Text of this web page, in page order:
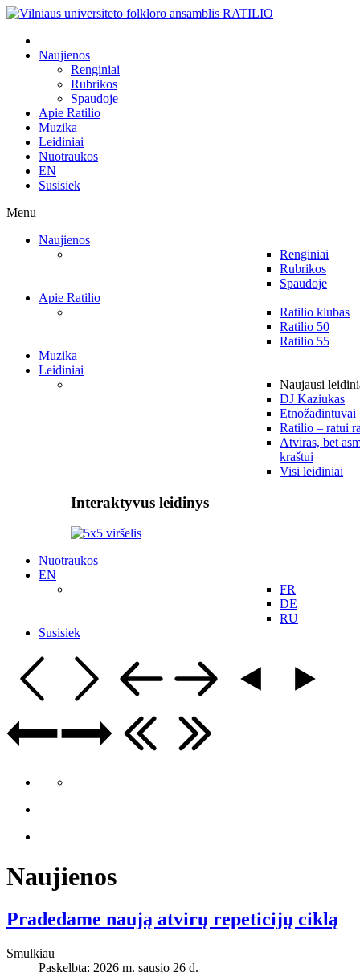
Naujienos
Renginiai
Rubrikos
Spaudoje
Apie Ratilio
Muzika
Leidiniai
Nuotraukos
EN
Susisiek
Menu
Naujienos
Renginiai
Rubrikos
Spaudoje
Apie Ratilio
Ratilio klubas
Ratilio 50
Ratilio 55
Muzika
Leidiniai
Naujausi
DJ Kaziukas
Etnožadintuvai
Ratilio – ratui
Atviras, bet
kraštui
Visi leidiniai
Interaktyvus leidinys
Nuotraukos
EN
FR
DE
RU
Susisiek
Naujienos
Pradedame naują atvirų repeticijų ciklą
Smulkiau
Paskelbta: 2026 m. sausio 26 d.